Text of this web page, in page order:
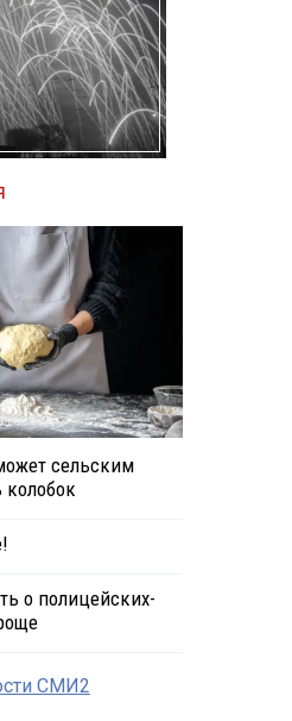
сельским
о полицейских-
СМИ2